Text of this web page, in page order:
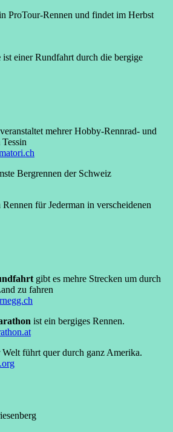
ProTour-Rennen und findet im Herbst
ist einer Rundfahrt durch die bergige
veranstaltet mehrer Hobby-Rennrad- und
Bergrennen der Schweiz
Rennen für Jederman in verscheidenen
gibt es mehre Strecken um durch
zu fahren
ist ein bergiges Rennen.
Welt führt quer durch ganz Amerika.